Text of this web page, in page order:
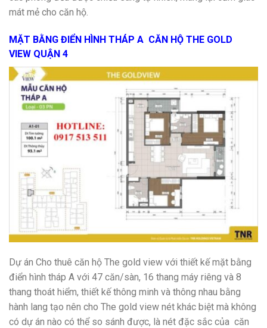
mát mẻ cho căn hộ.
MẶT BẰNG ĐIỂN HÌNH THÁP A CĂN HỘ THE GOLD
VIEW QUẬN 4
Dự án Cho thuê căn hộ The gold view với thiết kế mặt bằng
điển hình tháp A với 47 căn/sàn, 16 thang máy riêng và 8
thang thoát hiểm, thiết kế thông minh và thông nhau bằng
hành lang tạo nên cho The gold view nét khác biệt mà không
có dự án nào có thể so sánh được, là nét đặc sắc của căn